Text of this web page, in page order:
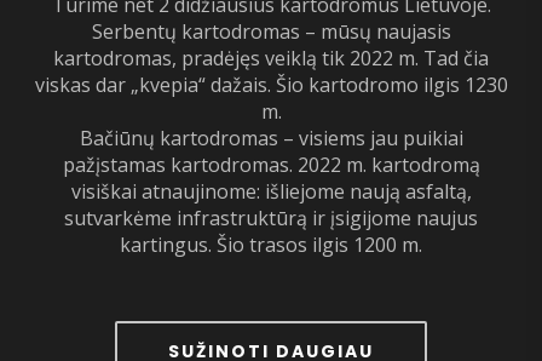
Serbentų kartodromas – mūsų naujasis
kartodromas, pradėjęs veiklą tik 2022 m. Tad čia
viskas dar „kvepia“ dažais. Šio kartodromo ilgis 1230
m.
Bačiūnų kartodromas – visiems jau puikiai
pažįstamas kartodromas. 2022 m. kartodromą
visiškai atnaujinome: išliejome naują asfaltą,
sutvarkėme infrastruktūrą ir įsigijome naujus
kartingus. Šio trasos ilgis 1200 m.
SUŽINOTI DAUGIAU